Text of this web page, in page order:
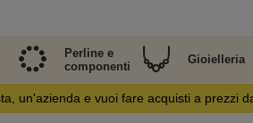
Perline e
componenti
Gioielleria
un'azienda e vuoi fare acquisti a prezzi